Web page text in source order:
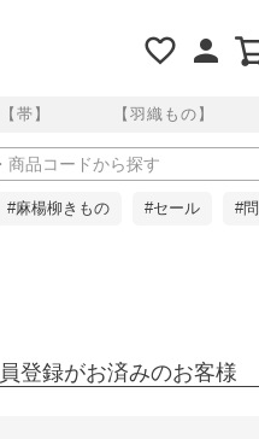
【帯】 【羽織もの】
#麻楊柳きもの #セール #
登録がお済みのお客様